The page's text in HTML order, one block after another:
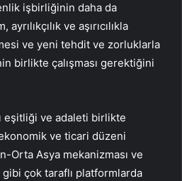
işbirliğinin daha da
ve aşırıcılıkla
ve yeni tehdit ve zorluklarla
birlikte çalışması gerektiğini
eşitliği ve adaleti birlikte
ve ticari düzeni
Orta Asya mekanizması ve
çok taraflı platformlarda